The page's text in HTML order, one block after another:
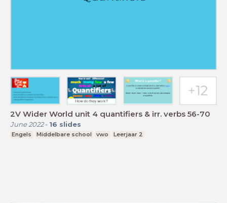
2V Wider World unit 4 quantifiers & irr. verbs 56-70
June 2022- 16 slides
Engels Middelbare school vwo Leerjaar 2